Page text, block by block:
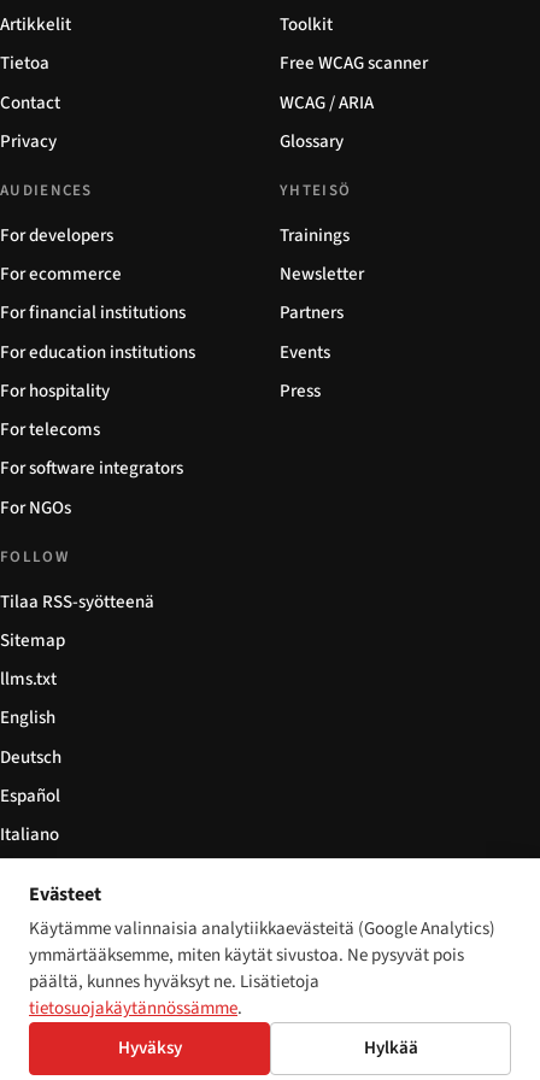
Artikkelit
Tietoa
Contact
Privacy
Toolkit
Free WCAG scanner
WCAG / ARIA
Glossary
AUDIENCES
For developers
For ecommerce
For financial institutions
For education institutions
For hospitality
For telecoms
For software integrators
For NGOs
YHTEISÖ
Trainings
Newsletter
Partners
Events
Press
FOLLOW
Tilaa RSS-syötteenä
Sitemap
llms.txt
English
Deutsch
Español
Italiano
© 2026 Disability World. Kaikki oikeudet pidätetään. Cookie settings
DeutschEspañol PolskiFrançais
Evästeet
Käytämme valinnaisia analytiikkaevästeitä (Google Analytics)
ymmärtääksemme, miten käytät sivustoa. Ne pysyvät pois
päältä, kunnes hyväksyt ne. Lisätietoja
tietosuojakäytännössämme.
Hyväksy
Hylkää